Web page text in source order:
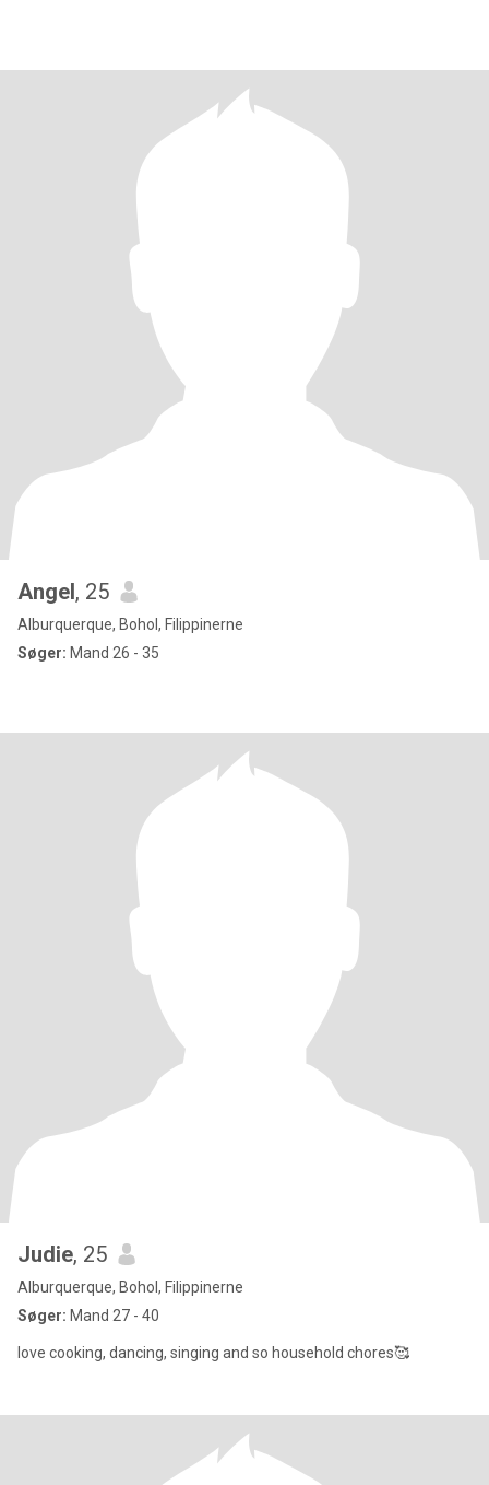
Angel, 25
Alburquerque, Bohol, Filippinerne
Søger: Mand 26 - 35
Judie, 25
Alburquerque, Bohol, Filippinerne
Søger: Mand 27 - 40
love cooking, dancing, singing and so household chores🥰